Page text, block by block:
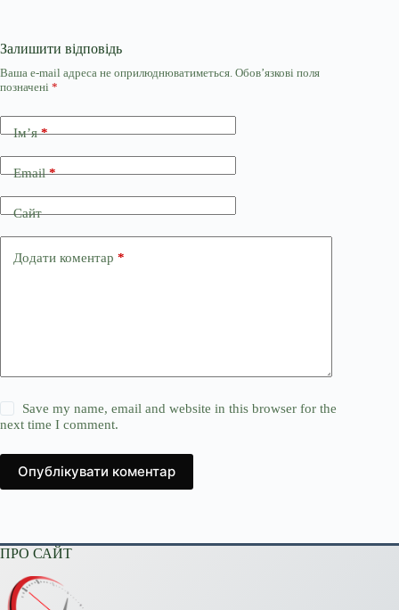
Залишити відповідь
Ваша e-mail адреса не оприлюднюватиметься. Обов’язкові поля
позначені *
Ім’я*
Email*
Сайт
Додати коментар *
Save my name, email and website in this browser for the
next time I comment.
Опублікувати коментар
ПРО САЙТ